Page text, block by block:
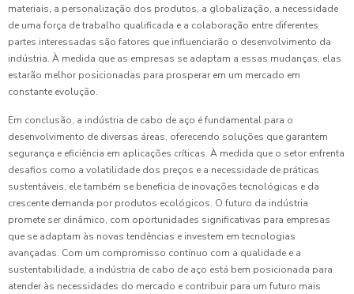
materiais, a personalização dos produtos, a globalização, a necessidade
de uma força de trabalho qualificada e a colaboração entre diferentes
partes interessadas são fatores que influenciarão o desenvolvimento da
indústria. À medida que as empresas se adaptam a essas mudanças, elas
estarão melhor posicionadas para prosperar em um mercado em
constante evolução.
Em conclusão, a indústria de cabo de aço é fundamental para o
desenvolvimento de diversas áreas, oferecendo soluções que garantem
segurança e eficiência em aplicações críticas. À medida que o setor enfrenta
desafios como a volatilidade dos preços e a necessidade de práticas
sustentáveis, ele também se beneficia de inovações tecnológicas e da
crescente demanda por produtos ecológicos. O futuro da indústria
promete ser dinâmico, com oportunidades significativas para empresas
que se adaptam às novas tendências e investem em tecnologias
avançadas. Com um compromisso contínuo com a qualidade e a
sustentabilidade, a indústria de cabo de aço está bem posicionada para
atender às necessidades do mercado e contribuir para um futuro mais